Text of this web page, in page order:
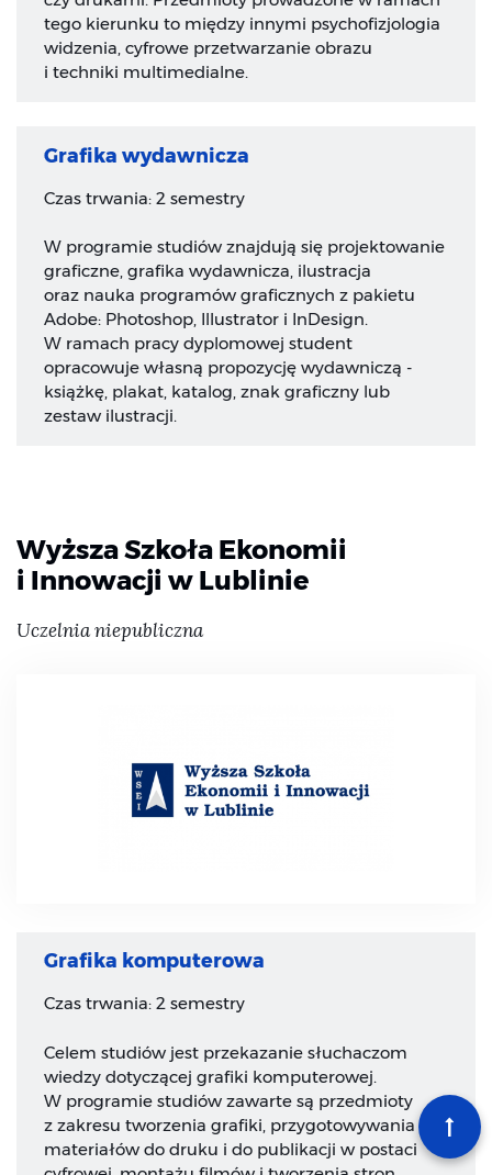
tego kierunku to między innymi psychofizjologia
widzenia, cyfrowe przetwarzanie obrazu
i techniki multimedialne.
Grafika wydawnicza
Czas trwania: 2 semestry
W programie studiów znajdują się projektowanie
graficzne, grafika wydawnicza, ilustracja
oraz nauka programów graficznych z pakietu
Adobe: Photoshop, Illustrator i InDesign.
W ramach pracy dyplomowej student
opracowuje własną propozycję wydawniczą -
książkę, plakat, katalog, znak graficzny lub
zestaw ilustracji.
Wyższa Szkoła Ekonomii
i Innowacji w Lublinie
Uczelnia niepubliczna
Grafika komputerowa
Czas trwania: 2 semestry
Celem studiów jest przekazanie słuchaczom
wiedzy dotyczącej grafiki komputerowej.
W programie studiów zawarte są przedmioty
z zakresu tworzenia grafiki, przygotowywania
materiałów do druku i do publikacji w postaci